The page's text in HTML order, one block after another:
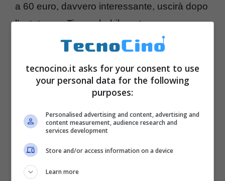
a 60 euro, davvero interessante, uscirà dopo
l’estate con Tim probabilmente
tecnocino.it asks for your consent to use
your personal data for the following
purposes:
Personalised advertising and content, advertising and
content measurement, audience research and
services development
Store and/or access information on a device
Learn more